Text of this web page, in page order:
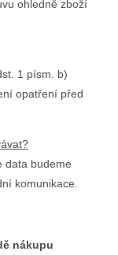
ohledně zboží
1 písm. b)
opatření před
data budeme
komunikace.
nákupu